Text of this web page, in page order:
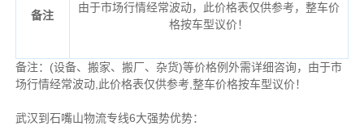
备注
由于市场行情经常波动，此价格表仅供参考，整车价
格按车型议价！
备注：(设备、搬家、搬厂、杂货)等价格例外需详细咨询，由于市
场行情经常波动,此价格表仅供参考,整车价格按车型议价！
武汉到石嘴山物流专线6大强势优势：